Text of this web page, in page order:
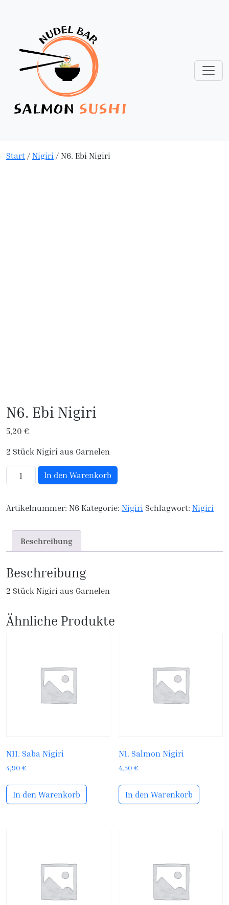
Start / Nigiri / N6. Ebi Nigiri
N6. Ebi Nigiri
5,20 €
2 Stück Nigiri aus Garnelen
N6. Ebi Nigiri Menge
In den Warenkorb
Artikelnummer: N6 Kategorie: Nigiri Schlagwort: Nigiri
Beschreibung
Beschreibung
2 Stück Nigiri aus Garnelen
Ähnliche Produkte
N11. Saba Nigiri
4,90 €
In den Warenkorb
N1. Salmon Nigiri
4,50€
In den Warenkorb